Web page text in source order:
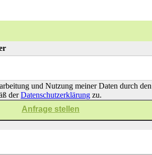
und Nutzung meiner Daten durch
derDatenschutzerklärung zu.